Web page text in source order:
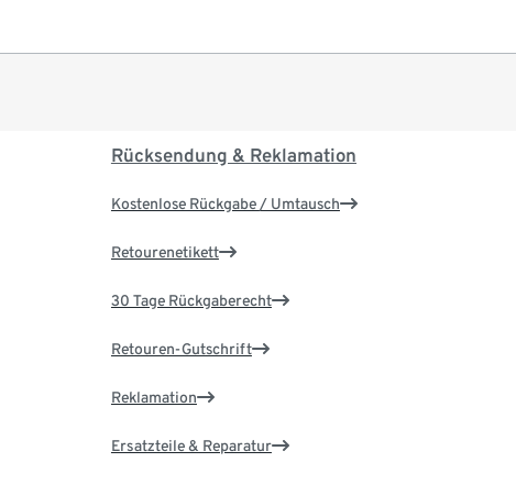
Rücksendung & Reklamation
Kostenlose Rückgabe / Umtausch
Retourenetikett
30 Tage Rückgaberecht
Retouren-Gutschrift
Reklamation
Ersatzteile & Reparatur